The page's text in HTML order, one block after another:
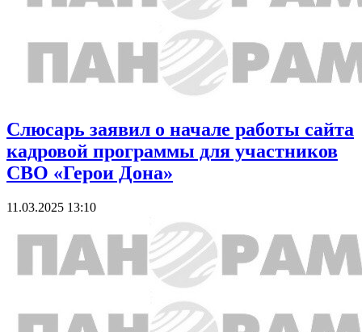
Слюсарь заявил о начале работы сайта
кадровой программы для участников
СВО «Герои Дона»
11.03.2025 13:10